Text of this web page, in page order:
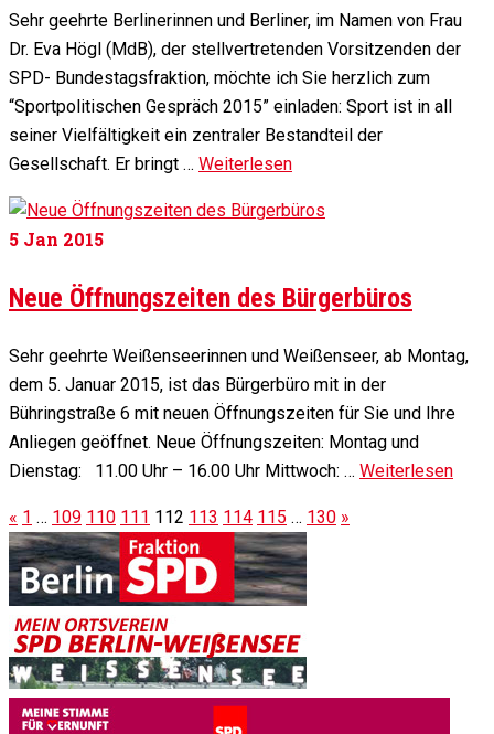
Sehr geehrte Berlinerinnen und Berliner, im Namen von Frau
Dr. Eva Högl (MdB), der stellvertretenden Vorsitzenden der
SPD- Bundestagsfraktion, möchte ich Sie herzlich zum
“Sportpolitischen Gespräch 2015” einladen: Sport ist in all
seiner Vielfältigkeit ein zentraler Bestandteil der
Gesellschaft. Er bringt … Weiterlesen
5 Jan 2015
Neue Öffnungszeiten des Bürgerbüros
Sehr geehrte Weißenseerinnen und Weißenseer, ab Montag,
dem 5. Januar 2015, ist das Bürgerbüro mit in der
Bühringstraße 6 mit neuen Öffnungszeiten für Sie und Ihre
Anliegen geöffnet. Neue Öffnungszeiten: Montag und
Dienstag: 11.00 Uhr – 16.00 Uhr Mittwoch: … Weiterlesen
« 1 … 109 110 111 112 113 114 115 … 130 »